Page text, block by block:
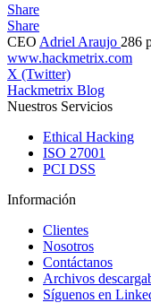
Share
Share
CEO Adriel Araujo 286
www.hackmetrix.com
X (Twitter)
Hackmetrix Blog
Nuestros Servicios
Ethical Hacking
ISO 27001
PCI DSS
Información
Clientes
Nosotros
Contáctanos
Archivos
Síguenos en